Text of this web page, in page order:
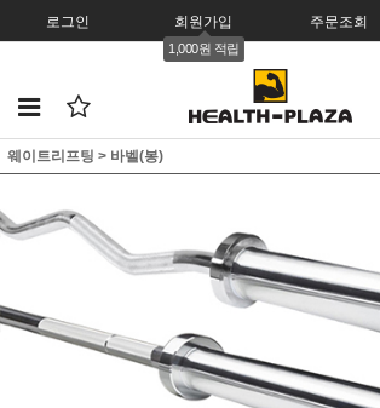
로그인 회원가입
1,000원 적립
주문조회
웨이트리프팅 > 바벨(봉)